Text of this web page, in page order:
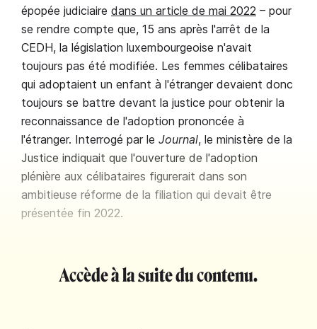
épopée judiciaire dans un article de mai 2022 – pour
se rendre compte que, 15 ans après l'arrêt de la
CEDH, la législation luxembourgeoise n'avait
toujours pas été modifiée. Les femmes célibataires
qui adoptaient un enfant à l'étranger devaient donc
toujours se battre devant la justice pour obtenir la
reconnaissance de l'adoption prononcée à
l'étranger. Interrogé par le Journal, le ministère de la
Justice indiquait que l'ouverture de l'adoption
plénière aux célibataires figurerait dans son
ambitieuse réforme de la filiation qui devait être
présentée fin 2022.
Accède à la suite du contenu.